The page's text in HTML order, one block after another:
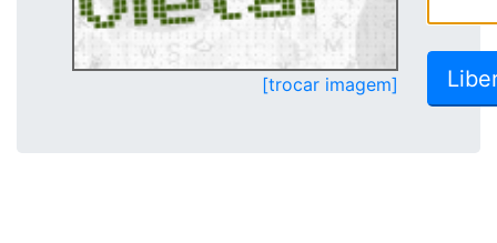
[trocar imagem]